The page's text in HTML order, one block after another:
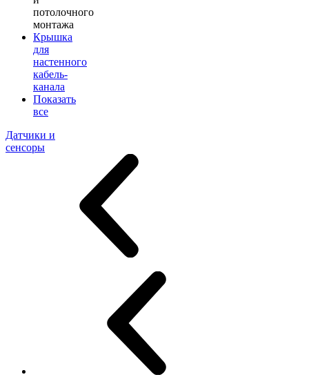
потолочного
монтажа
Крышка
для
настенного
кабель-
канала
Показать
все
Датчики и
сенсоры